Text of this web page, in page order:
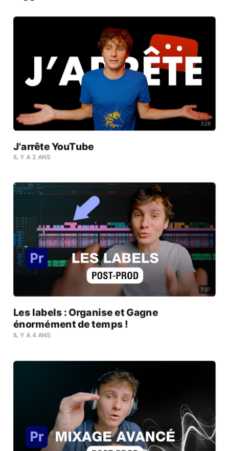
3:26
J'arrête YouTube
IL Y A 2 ANS
7:37
Les labels : Organise et Gagne
énormément de temps !
IL Y A 4 ANS